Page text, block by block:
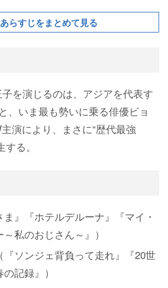
らすじをまとめて見る
を演じるのは、アジアを代表す
、いま最も勢いに乗る俳優ビョ
演により、まさに“歴代最強
る。
ま』『ホテルデルーナ』『マイ・
私のおじさん～』）
（『ソンジェ背負って走れ』『20世
記録』）